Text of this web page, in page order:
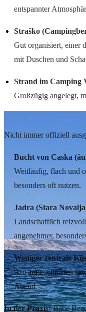
entspannter
Straško
Gut organisiert, einer
mit Duschen und
Strand im Camping
Großzügig angelegt,
Nicht immer offiziell
Bucht von Caska
Weitläufig, flach und
besonders oft nutzen.
Jadra (Stara
Landschaftlich
angenehmer,
Weniger zentrale
Am angenehmsten
Abend.
In der Praxis:Babe